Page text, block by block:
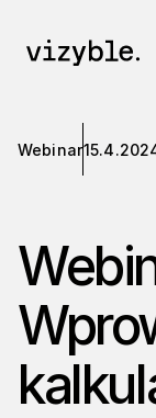
Webinar